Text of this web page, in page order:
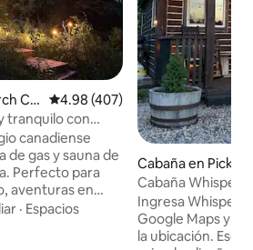
Co
Calificación promedio: 4.98 de
4.98 (407)
tranquilo con
canadiense
de gas y sauna de
Perfecto para
aventuras en
este acogedor
· Espacios
Cabaña en
Cabaña
cabaña con loft
Ingresa
Google Maps y
la ubicación. Escápate a nuestra cabaña